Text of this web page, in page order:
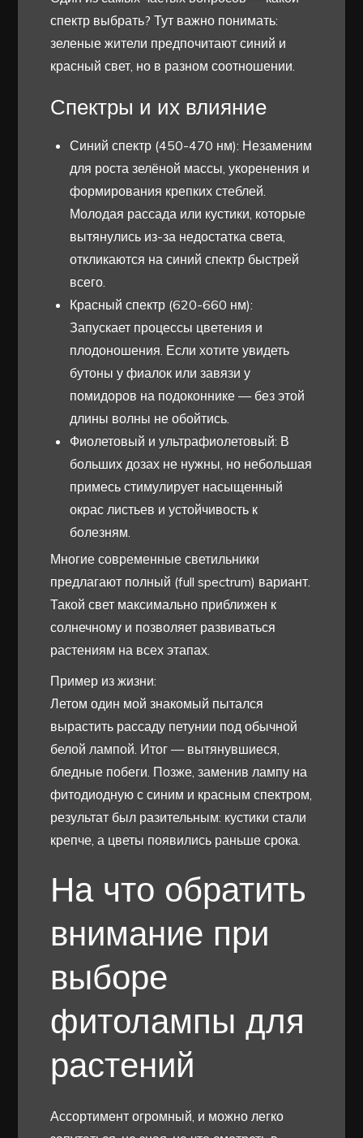
спектр выбрать? Тут важно понимать:
зеленые жители предпочитают синий и
красный свет, но в разном соотношении.
Спектры и их влияние
Синий спектр (450-470 нм): Незаменим
для роста зелёной массы, укоренения и
формирования крепких стеблей.
Молодая рассада или кустики, которые
вытянулись из-за недостатка света,
откликаются на синий спектр быстрей
всего.
Красный спектр (620-660 нм):
Запускает процессы цветения и
плодоношения. Если хотите увидеть
бутоны у фиалок или завязи у
помидоров на подоконнике — без этой
длины волны не обойтись.
Фиолетовый и ультрафиолетовый: В
больших дозах не нужны, но небольшая
примесь стимулирует насыщенный
окрас листьев и устойчивость к
болезням.
Многие современные светильники
предлагают полный (full spectrum) вариант.
Такой свет максимально приближен к
солнечному и позволяет развиваться
растениям на всех этапах.
Пример из жизни:
Летом один мой знакомый пытался
вырастить рассаду петунии под обычной
белой лампой. Итог — вытянувшиеся,
бледные побеги. Позже, заменив лампу на
фитодиодную с синим и красным спектром,
результат был разительным: кустики стали
крепче, а цветы появились раньше срока.
На что обратить
внимание при
выборе
фитолампы для
растений
Ассортимент огромный, и можно легко